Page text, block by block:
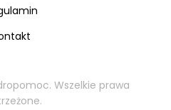
Wszelkie prawa